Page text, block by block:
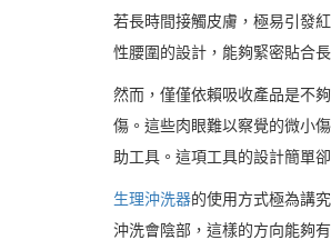
若長時間接觸皮膚，極易引發
性腰圍的設計，能夠緊密貼合
然而，僅僅依賴吸收產品是不
傷。這些肉眼難以察覺的微小
助工具。這項工具的設計簡單
生理沖洗器的使用方式極為講
沖洗會陰部，這樣的方向能夠